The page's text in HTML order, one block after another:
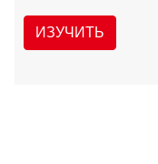
ИЗУЧИТЬ